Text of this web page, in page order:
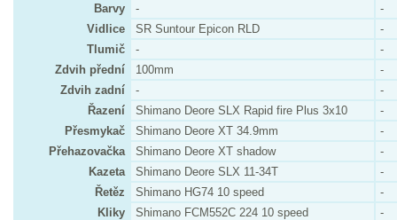
Barvy
-
-
Vidlice
SR Suntour Epicon RLD
-
Tlumič
-
-
Zdvih přední
100mm
-
Zdvih zadní
-
-
Řazení
Shimano Deore SLX Rapid fire Plus 3x10
-
Přesmykač
Shimano Deore XT 34.9mm
-
Přehazovačka
Shimano Deore XT shadow
-
Kazeta
Shimano Deore SLX 11-34T
-
Řetěz
Shimano HG74 10 speed
-
Kliky
Shimano FCM552C 224 10 speed
-